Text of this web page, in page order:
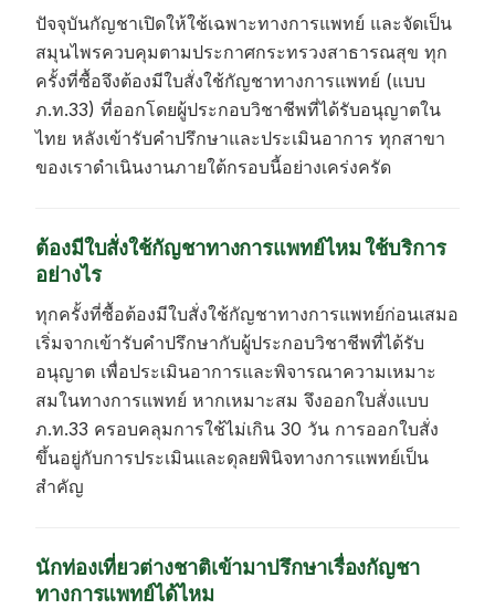
ปัจจุบันกัญชาเปิดให้ใช้เฉพาะทางการแพทย์ และจัดเป็น
สมุนไพรควบคุมตามประกาศกระทรวงสาธารณสุข ทุก
ครั้งที่ซื้อจึงต้องมีใบสั่งใช้กัญชาทางการแพทย์ (แบบ
ภ.ท.33) ที่ออกโดยผู้ประกอบวิชาชีพที่ได้รับอนุญาตใน
ไทย หลังเข้ารับคำปรึกษาและประเมินอาการ ทุกสาขา
ของเราดำเนินงานภายใต้กรอบนี้อย่างเคร่งครัด
ต้องมีใบสั่งใช้กัญชาทางการแพทย์ไหม ใช้บริการ
อย่างไร
ทุกครั้งที่ซื้อต้องมีใบสั่งใช้กัญชาทางการแพทย์ก่อนเสมอ
เริ่มจากเข้ารับคำปรึกษากับผู้ประกอบวิชาชีพที่ได้รับ
อนุญาต เพื่อประเมินอาการและพิจารณาความเหมาะ
สมในทางการแพทย์ หากเหมาะสม จึงออกใบสั่งแบบ
ภ.ท.33 ครอบคลุมการใช้ไม่เกิน 30 วัน การออกใบสั่ง
ขึ้นอยู่กับการประเมินและดุลยพินิจทางการแพทย์เป็น
สำคัญ
นักท่องเที่ยวต่างชาติเข้ามาปรึกษาเรื่องกัญชา
ทางการแพทย์ได้ไหม